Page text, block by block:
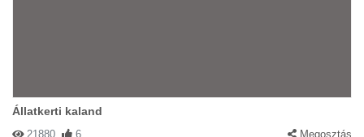
Állatkerti kaland
21880 6 Megosztás